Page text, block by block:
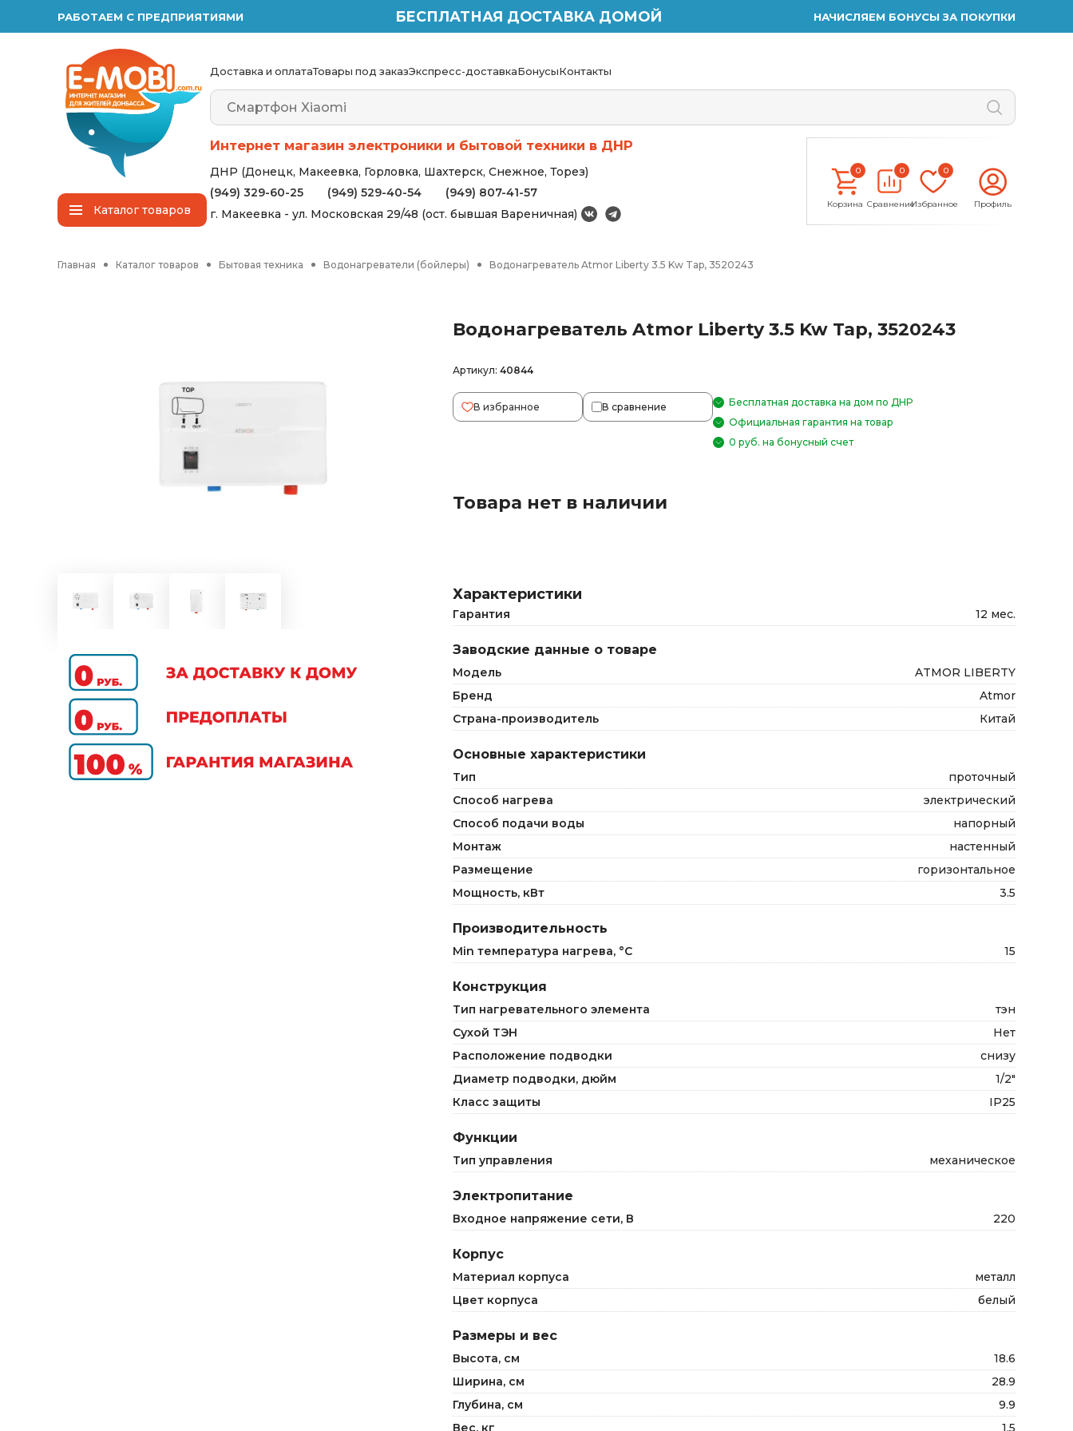
РАБОТАЕМ С ПРЕДПРИЯТИЯМИ БЕСПЛАТНАЯ ДОСТАВКА ДОМОЙ НАЧИСЛЯЕМ БОНУСЫ ЗА ПОКУПКИ
Каталогтоваров
Доставка и оплатаТовары под заказЭкспресс-доставкаБонусыКонтакты
Интернет магазин электроники и бытовой техники в ДНР
ДНР (Донецк, Макеевка, Горловка, Шахтерск, Снежное, Торез)
(949) 329-60-25
(949) 529-40-54
(949) 807-41-57
г. Макеевка - ул. Московская 29/48 (ост. бывшая Вареничная)
0
Корзина
0
Сравнение
0
Избранное Профиль
Главная Каталог товаров Бытовая техника Водонагреватели (бойлеры) Водонагреватель Atmor Liberty 3.5 Kw Tap, 3520243
Водонагреватель Atmor Liberty 3.5 Kw Tap, 3520243
Артикул: 40844
В избранное В сравнение
Бесплатная доставка на дом по ДНР
Официальная гарантия на товар
0 руб. на бонусный счет
Товара нет в наличии
Характеристики
Гарантия 12 мес.
Заводские данные о товаре
Модель
ATMOR LIBERTY
Бренд
Atmor
Страна-производитель
Китай
Основные характеристики
Тип
проточный
Способ нагрева
электрический
Способ подачи воды
напорный
Монтаж
настенный
Размещение
горизонтальное
Мощность, кВт
3.5
Производительность
Min температура нагрева, °C 15
Конструкция
Тип нагревательного элемента
тэн
Сухой ТЭН
Нет
Расположение подводки
снизу
Диаметр подводки, дюйм
1/2"
Класс защиты
IP25
Функции
Тип управления механическое
Электропитание
Входное напряжение сети, В 220
Корпус
Материал корпуса
металл
Цвет корпуса
белый
Размеры и вес
Высота, см
18.6
Ширина, см
28.9
Глубина, см
9.9
Вес, кг
1.5